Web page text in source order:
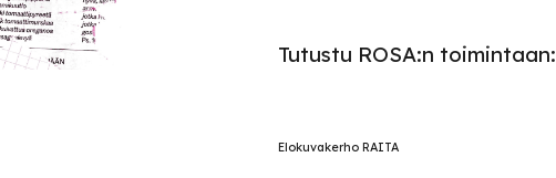
Tutustu ROSA:n toimintaan:
Elokuvakerho RAITA